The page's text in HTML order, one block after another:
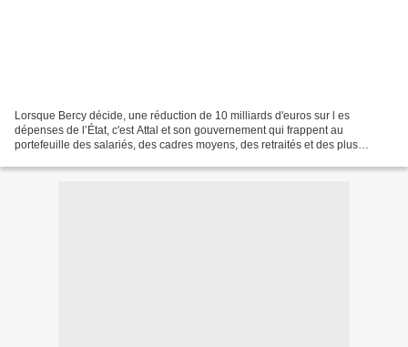
Lorsque Bercy décide, une réduction de 10 milliards d'euros sur l es
dépenses de l’État, c'est Attal et son gouvernement qui frappent au
portefeuille des salariés, des cadres moyens, des retraités et des plus